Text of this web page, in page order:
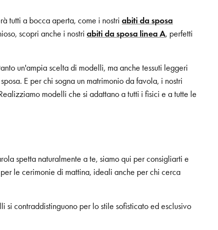
tutti a bocca aperta, come i nostriabiti da sposa
scopri anche i nostriabiti da sposa linea A, perfetti
un'ampia scelta di modelli, ma anche tessuti leggeri
E per chi sogna un matrimonio da favola, i nostri
modelli che si adattano a tutti i fisici e a tutte le
spetta naturalmente a te, siamo qui per consigliarti e
le cerimonie di mattina, ideali anche per chi cerca
contraddistinguono per lo stile sofisticato ed esclusivo